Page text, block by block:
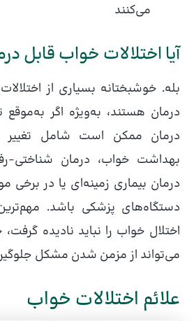
می‌کنند
آیا اختلالات خواب قابل
بله. خوشبختانه بسیاری از
درمان هستند، به‌ویژه اگر
درمان ممکن است شامل تغییر
بهداشت خواب، درمان شناختی-
درمان بیماری زمینه‌ای یا در برخی
دستگاه‌های پزشکی باشد.
اختلال خواب را نباید نادیده
می‌تواند از مزمن شدن مشکل
علائم اختلالات خواب